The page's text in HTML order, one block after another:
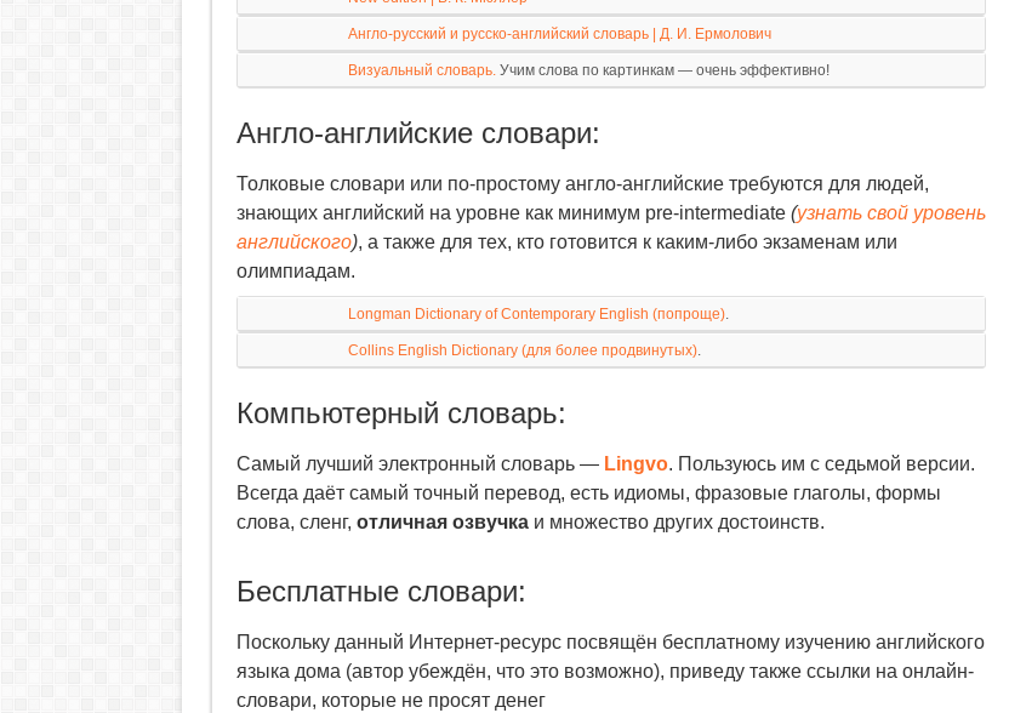
Англо-русский и русско-английский словарь | Д. И. Ермолович
Визуальный словарь.Учим слова по картинкам — очень эффективно!
Англо-английские словари:
Толковые словари или по-простому англо-английские требуются для людей,
знающих английский на уровне как минимум pre-intermediate (узнать свой уровень
английского), а также для тех, кто готовится к каким-либо экзаменам или
олимпиадам.
Longman Dictionary of Contemporary English (попроще).
Collins English Dictionary (для более продвинутых).
Компьютерный словарь:
Самый лучший электронный словарь — Lingvo. Пользуюсь им с седьмой версии.
Всегда даёт самый точный перевод, есть идиомы, фразовые глаголы, формы
слова, сленг, отличная озвучкаи множество других достоинств.
Бесплатные словари:
Поскольку данный Интернет-ресурс посвящён бесплатному изучению английского
языка дома (автор убеждён, что это возможно), приведу также ссылки на онлайн-
словари, которые не просят денег